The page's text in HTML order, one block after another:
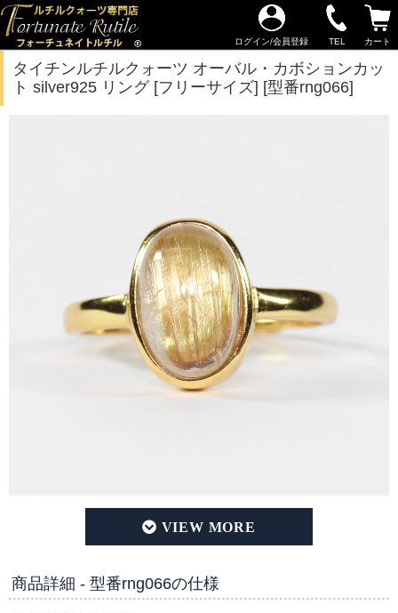
ログイン/会員登録 TEL カート
タイチンルチルクォーツ オーバル・カボションカッ
ト silver925 リング [フリーサイズ] [型番rng066]
タイチンルチルクォーツ オーバル・カボションカッ
商品詳細 - 型番rng066の仕様